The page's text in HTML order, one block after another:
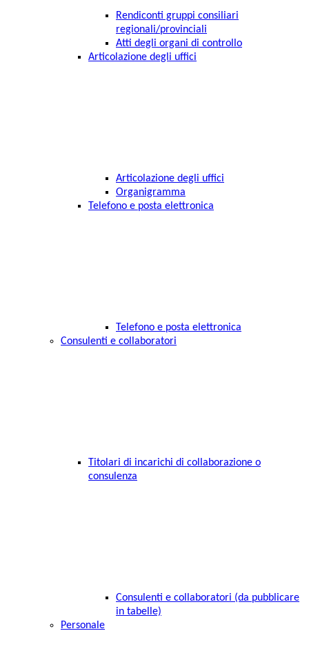
Rendiconti gruppi consiliari
regionali/provinciali
Atti degli organi di controllo
Articolazione degli uffici
Articolazione degli uffici
Organigramma
Telefono e posta elettronica
Telefono e posta elettronica
Consulenti e collaboratori
Titolari di incarichi di collaborazione o
consulenza
Consulenti e collaboratori (da pubblicare
in tabelle)
Personale